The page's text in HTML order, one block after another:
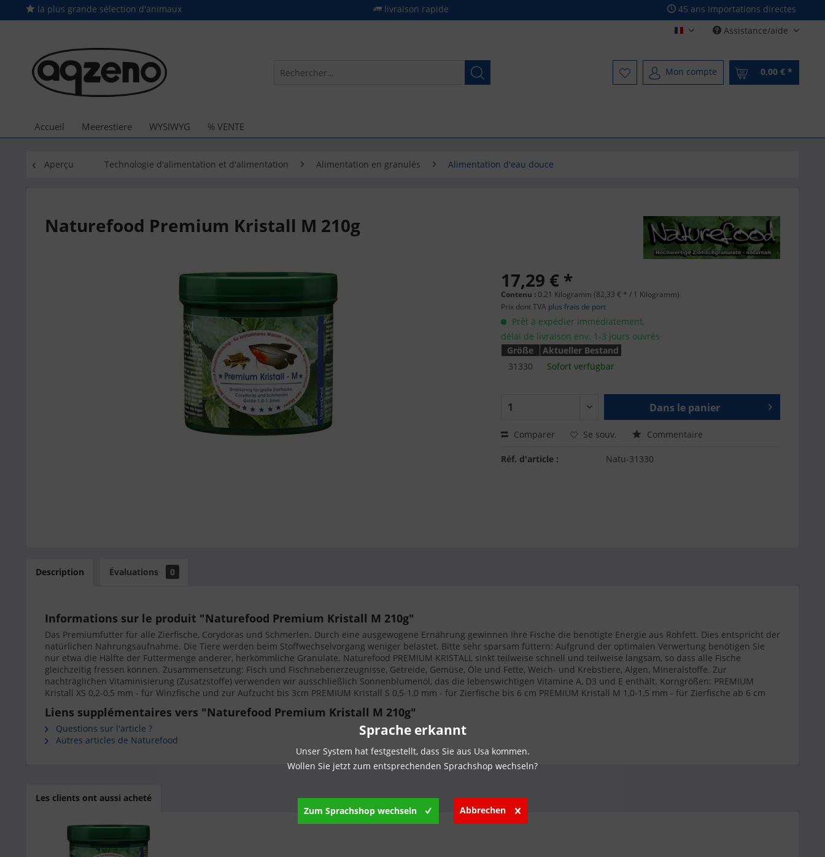
la plus grande sélection d'animaux livraison rapide 45 ans Importations directes
Französisch - French
Assistance/aide
Mon compte 0,00 € *
Accueil Meerestiere WYSIWYG % VENTE
Aperçu Technologie d'alimentation et d'alimentation Alimentation en granulés Alimentation d'eau douce
Naturefood Premium Kristall M 210g
17,29 € *
Contenu : 0.21 Kilogramm (82,33 € * / 1 Kilogramm)
Prix dont TVA plus frais de port
Prêt à expédier immédiatement,
délai de livraison env. 1-3 jours ouvrés
Größe
Aktueller Bestand
31330
Sofort verfügbar
Dans le panier
Comparer Se souv. Commentaire
Réf. d'article : Natu-31330
Description Évaluations 0
Informations sur le produit "Naturefood Premium Kristall M 210g"
Das Premiumfutter für alle Zierfische, Corydoras und Schmerlen. Durch eine ausgewogene Ernährung gewinnen Ihre Fische die benötigte Energie aus Rohfett. Dies entspricht der
natürlichen Nahrungsaufnahme. Die Tiere werden beim Stoffwechselvorgang weniger belastet. Bitte sehr sparsam füttern: Aufgrund der optimalen Verwertung benötigen Sie
nur etwa die Hälfte der Futtermenge anderer, herkömmliche Granulate. Naturefood PREMIUM KRISTALL sinkt teilweise schnell und teilweise langsam, so dass alle Fische
gleichzeitig fressen können. Zusammensetzung: Fisch und Fischnebenerzeugnisse, Getreide, Gemüse, Öle und Fette, Weich- und Krebstiere, Algen, Mineralstoffe. Zur
nachträglichen Vitaminisierung (Zusatzstoffe) verwenden wir ausschließlich Sonnenblumenöl, das die lebenswichtigen Vitamine A, D3 und E enthält. Korngrößen: PREMIUM
Kristall XS 0,2-0,5 mm - für Winzfische und zur Aufzucht bis 3cm PREMIUM Kristall S 0,5-1,0 mm - für Zierfische bis 6 cm PREMIUM Kristall M 1,0-1,5 mm - für Zierfische ab 6 cm
Liens supplémentaires vers "Naturefood Premium Kristall M 210g"
Questions sur l'article ?
Autres articles de Naturefood
Les clients ont aussi acheté
Sprache erkannt
Unser System hat festgestellt, dass Sie aus Usa kommen.
Wollen Sie jetzt zum entsprechenden Sprachshop wechseln?
Zum Sprachshop wechseln Abbrechen